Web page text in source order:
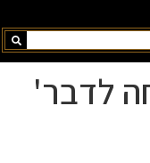
לדבר'